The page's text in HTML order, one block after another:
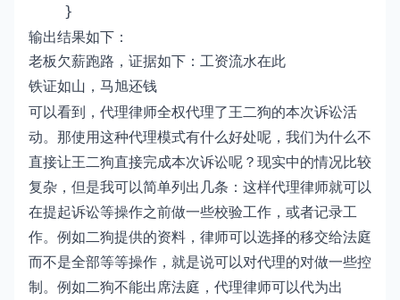
    }
输出结果如下：
老板欠薪跑路，证据如下：工资流水在此
铁证如山，马旭还钱
可以看到，代理律师全权代理了王二狗的本次诉讼活
动。那使用这种代理模式有什么好处呢，我们为什么不
直接让王二狗直接完成本次诉讼呢？现实中的情况比较
复杂，但是我可以简单列出几条：这样代理律师就可以
在提起诉讼等操作之前做一些校验工作，或者记录工
作。例如二狗提供的资料，律师可以选择的移交给法庭
而不是全部等等操作，就是说可以对代理的对做一些控
制。例如二狗不能出席法庭，代理律师可以代为出